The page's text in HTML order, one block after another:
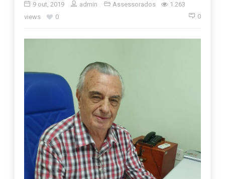
9 out, 2019 admin Assessorados
1.263
views
0 0